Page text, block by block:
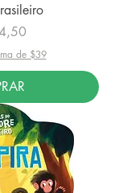
de $39